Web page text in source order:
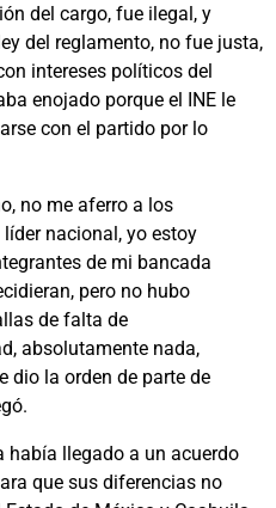
del cargo, fue ilegal, y
del reglamento, no fue justa,
intereses políticos del
enojado porque el INE le
con el partido por lo
no me aferro a los
nacional, yo estoy
de mi bancada
pero no hubo
de falta de
absolutamente nada,
dio la orden de parte de
había llegado a un acuerdo
que sus diferencias no